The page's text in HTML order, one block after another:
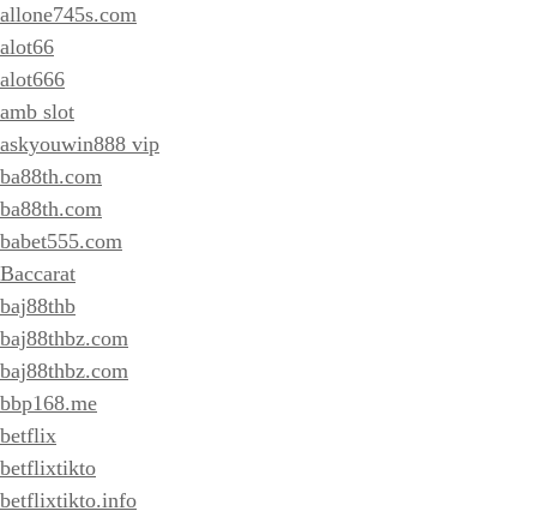
allone745s.com
alot66
alot666
amb slot
askyouwin888 vip
ba88th.com
ba88th.com
babet555.com
Baccarat
baj88thb
baj88thbz.com
baj88thbz.com
bbp168.me
betflix
betflixtikto
betflixtikto.info